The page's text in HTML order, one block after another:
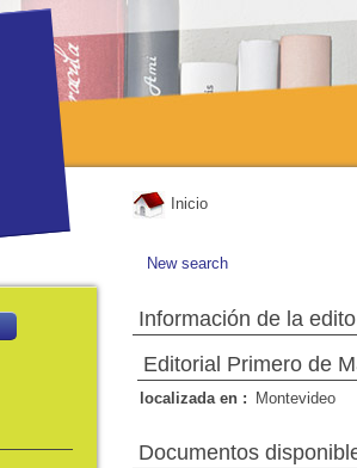
Inicio
New search
Información de la
Editorial Primero de
localizada en : Montevideo
Documentos